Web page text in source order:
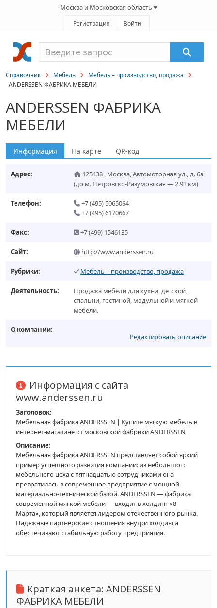
Москва и Московская область
Регистрация Войти
Справочник Мебель
Мебель – производство, продажа
ANDERSSEN ФАБРИКА МЕБЕЛИ
ANDERSSEN ФАБРИКА
МЕБЕЛИ
Информация На карте QR-код
Адрес: 125438 , Москва,Автомоторная ул., д. 6а
(до м. Петровско-Разумовская — 2.93 км)
Телефон:
+7 (495) 5065064
+7 (495) 6170667
Факс: +7 (499) 1546135
Сайт: http://www.anderssen.ru
Рубрики: Мебель – производство, продажа
Деятельность:
Продажа мебели для кухни, детской,
спальни, гостиной, модульной и мягкой
мебели.
О компании:
Редактировать описание
Информация с сайта
www.anderssen.ru
Заголовок:
Мебельная фабрика ANDERSSEN | Купите мягкую мебель в
интернет-магазине от московской фабрики ANDERSSEN
Описание:
Мебельная фабрика ANDERSSEN представляет собой яркий
пример успешного развития компании: из небольшого
мебельного цеха с пятнадцатью сотрудниками она
превратилась в современное предприятие с мощной
материально-технической базой. ANDERSSEN — фабрика
современной мягкой мебели — входит в холдинг «8
Марта», который является лидером отечественного рынка.
Надежные партнерские отношения внутри холдинга
обеспечивают стабильную работу предприятия.
Краткая анкета: ANDERSSEN
ФАБРИКА МЕБЕЛИ